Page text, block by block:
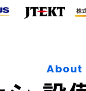
About